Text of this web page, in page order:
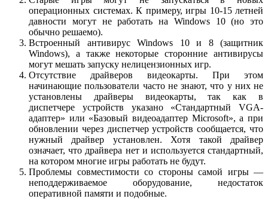
операционных системах. К примеру, игры 10-15 летней
давности могут не работать на Windows 10 (но это
обычно решаемо).
Встроенный антивирус Windows 10 и 8 (защитник
Windows), а также некоторые сторонние антивирусы
могут мешать запуску нелицензионных игр.
Отсутствие драйверов видеокарты. При этом
начинающие пользователи часто не знают, что у них не
установлены драйверы видеокарты, так как в
диспетчере устройств указано «Стандартный VGA-
адаптер» или «Базовый видеоадаптер Microsoft», а при
обновлении через диспетчер устройств сообщается, что
нужный драйвер установлен. Хотя такой драйвер
означает, что драйвера нет и используется стандартный,
на котором многие игры работать не будут.
Проблемы совместимости со стороны самой игры —
неподдерживаемое оборудование, недостаток
оперативной памяти и подобные.